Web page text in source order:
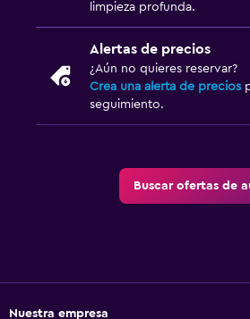
limpieza profunda.
Alertas de precios
¿Aún no quieres reservar?
Crea una alerta de precios
seguimiento.
Buscar ofertas de
Nuestra empresa